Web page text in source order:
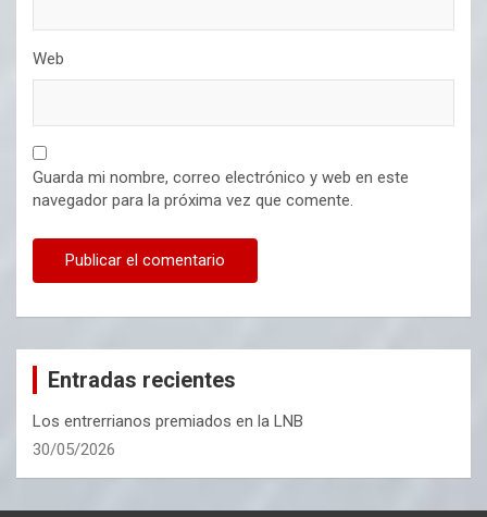
Web
Guarda mi nombre, correo electrónico y web en este
navegador para la próxima vez que comente.
Entradas recientes
Los entrerrianos premiados en la LNB
30/05/2026